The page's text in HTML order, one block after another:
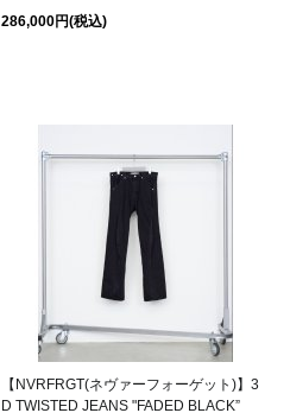
286,000円(税込)
【NVRFRGT(ネヴァーフォーゲット)】3
D TWISTED JEANS "FADED BLACK”